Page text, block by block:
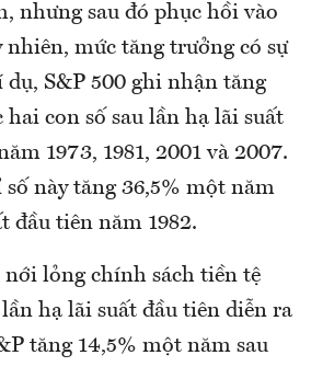
nhưng sau đó phục hồi vào
nhiên, mức tăng trưởng có sự
S&P 500 ghi nhận tăng
con số sau lần hạ lãi suất
1973, 1981, 2001 và 2007.
này tăng 36,5% một năm
đầu tiên năm 1982.
lỏng chính sách tiền tệ
hạ lãi suất đầu tiên diễn ra
tăng 14,5% một năm sau